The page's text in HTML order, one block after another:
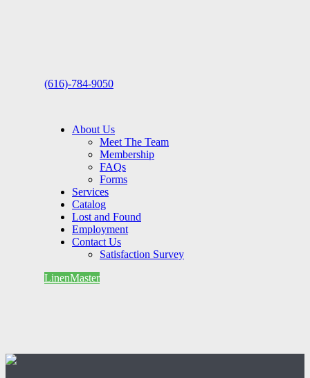
(616)-784-9050
About Us
Meet The Team
Membership
FAQs
Forms
Services
Catalog
Lost and Found
Employment
Contact Us
Satisfaction Survey
LinenMaster